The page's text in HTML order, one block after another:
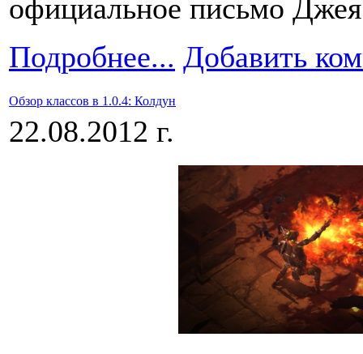
официальное письмо
Подробнее... Добавить
Обзор классов в 1.0.4: Колдун
22.08.2012 г.